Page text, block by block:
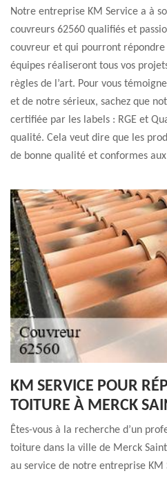
Notre entreprise KM Service a à
couvreurs 62560 qualifiés et
couvreur et qui pourront répondre
équipes réaliseront tous vos
règles de l’art. Pour vous
et de notre sérieux, sachez que
certifiée par les labels : RGE et
qualité. Cela veut dire que les
de bonne qualité et conformes
KM SERVICE POUR
TOITURE À MERCK
Êtes-vous à la recherche d’un
toiture dans la ville de Merck
au service de notre entreprise KM